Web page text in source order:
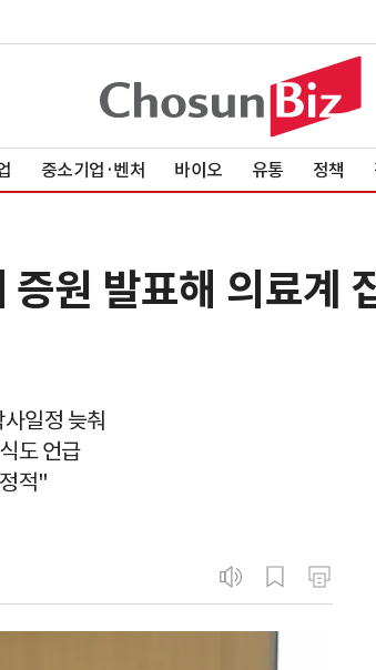
중소기업·벤처 바이오 유통 정책
원 발표해 의료계
일정 늦춰
도 언급
적"